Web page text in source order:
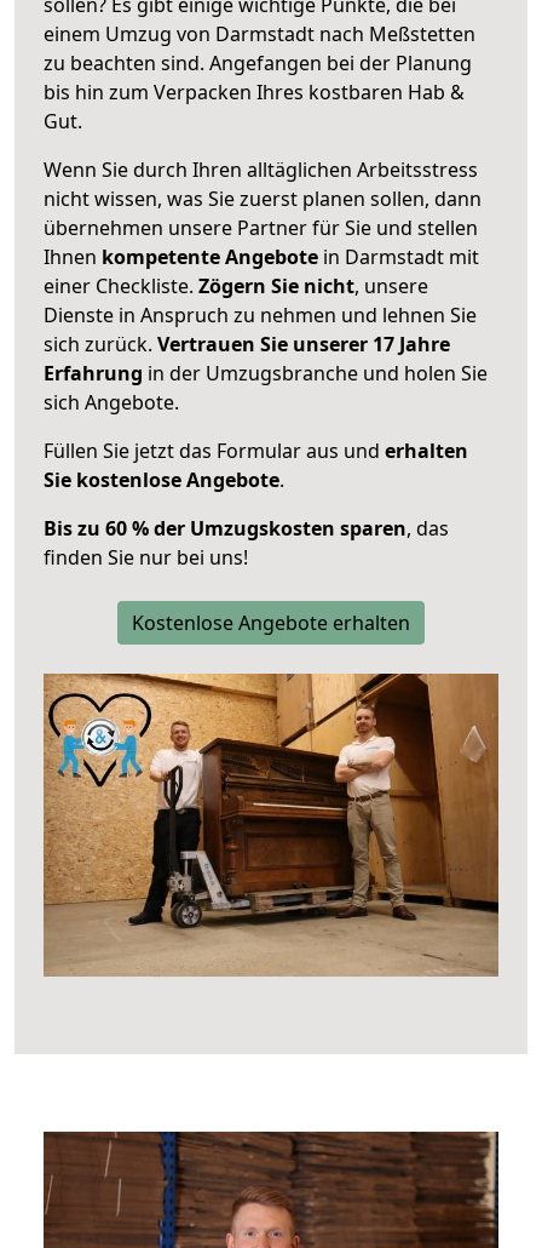
einem Umzug von Darmstadt nach Meßstetten
zu beachten sind. Angefangen bei der Planung
bis hin zum Verpacken Ihres kostbaren Hab &
Gut.
Wenn Sie durch Ihren alltäglichen Arbeitsstress
nicht wissen, was Sie zuerst planen sollen, dann
übernehmen unsere Partner für Sie und stellen
Ihnen kompetente Angebote in Darmstadt mit
einer Checkliste. Zögern Sie nicht, unsere
Dienste in Anspruch zu nehmen und lehnen Sie
sich zurück. Vertrauen Sie unserer 17 Jahre
Erfahrung in der Umzugsbranche und holen Sie
sich Angebote.
Füllen Sie jetzt das Formular aus und erhalten
Sie kostenlose Angebote.
Bis zu 60 % der Umzugskosten sparen, das
finden Sie nur bei uns!
Kostenlose Angebote erhalten